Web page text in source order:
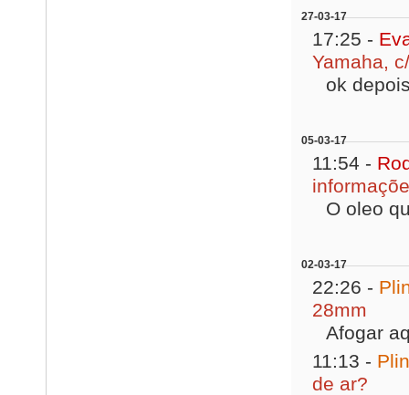
27-03-17
17:25 -
Yamaha,
ok
05-03-17
11:54 -
O oleo
02-03-17
22:26 -
28mm
Afogar
11:13 -
de ar?